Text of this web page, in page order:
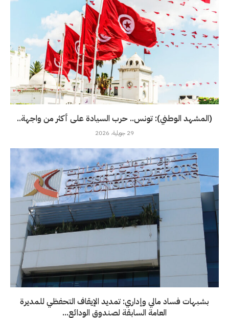
(المشهد الوطني): تونس.. حرب السيادة على أكثر من واجهة..
29 جويلية، 2026
بشبهات فساد مالي وإداري: تمديد الإيقاف التحفظي للمديرة
العامة السابقة لصندوق الودائع...